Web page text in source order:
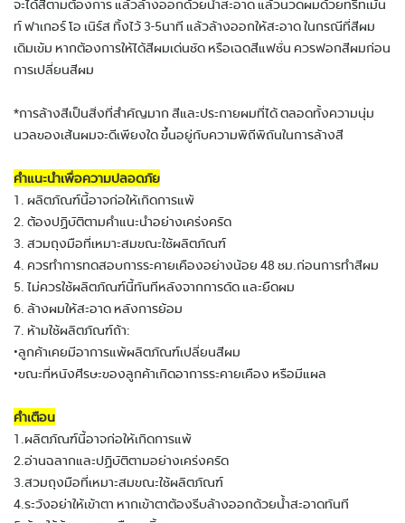
จะได้สีตามต้องการ แล้วล้างออกด้วยน้ำสะอาด แล้วนวดผมด้วยทรีทเม้น
ท์ ฟาเกอร์ โอ เนิร์ส ทิ้งไว้ 3-5นาที แล้วล้างออกให้สะอาด ในกรณีที่สีผม
เดิมเข้ม หากต้องการให้ได้สีผมเด่นชัด หรือเฉดสีแฟชั่น ควรฟอกสีผมก่อน
การเปลี่ยนสีผม
*การล้างสีเป็นสิ่งที่สำคัญมาก สีและประกายผมที่ได้ ตลอดทั้งความนุ่ม
นวลของเส้นผมจะดีเพียงใด ขึ้นอยู่กับความพิถีพิถันในการล้างสี
คำแนะนำเพื่อความปลอดภัย
1. ผลิตภัณฑ์นี้อาจก่อให้เกิดการแพ้
2. ต้องปฏิบัติตามคำแนะนำอย่างเคร่งครัด
3. สวมถุงมือที่เหมาะสมขณะใช้ผลิตภัณฑ์
4. ควรทำการทดสอบการระคายเคืองอย่างน้อย 48 ชม.ก่อนการทำสีผม
5. ไม่ควรใช้ผลิตภัณฑ์นี้ทันทีหลังจากการดัด และยืดผม
6. ล้างผมให้สะอาด หลังการย้อม
7. ห้ามใช้ผลิตภัณฑ์ถ้า:
•ลูกค้าเคยมีอาการแพ้ผลิตภัณฑ์เปลี่ยนสีผม
•ขณะที่หนังศีรษะของลูกค้าเกิดอาการระคายเคือง หรือมีแผล
คำเตือน
1.ผลิตภัณฑ์นี้อาจก่อให้เกิดการแพ้
2.อ่านฉลากและปฏิบัติตามอย่างเคร่งครัด
3.สวมถุงมือที่เหมาะสมขณะใช้ผลิตภัณฑ์
4.ระวังอย่าให้เข้าตา หากเข้าตาต้องรีบล้างออกด้วยน้ำสะอาดทันที